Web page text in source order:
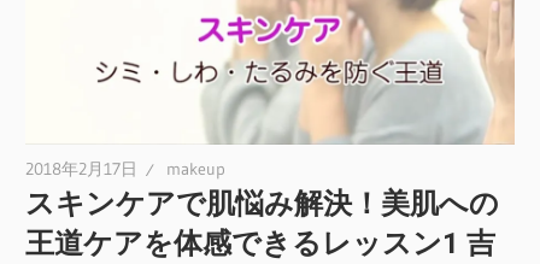
2018年2月17日 makeup
スキンケアで肌悩み解決！美肌への
王道ケアを体感できるレッスン1 吉